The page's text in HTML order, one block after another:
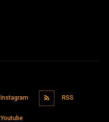
Instagram RSS
Youtube